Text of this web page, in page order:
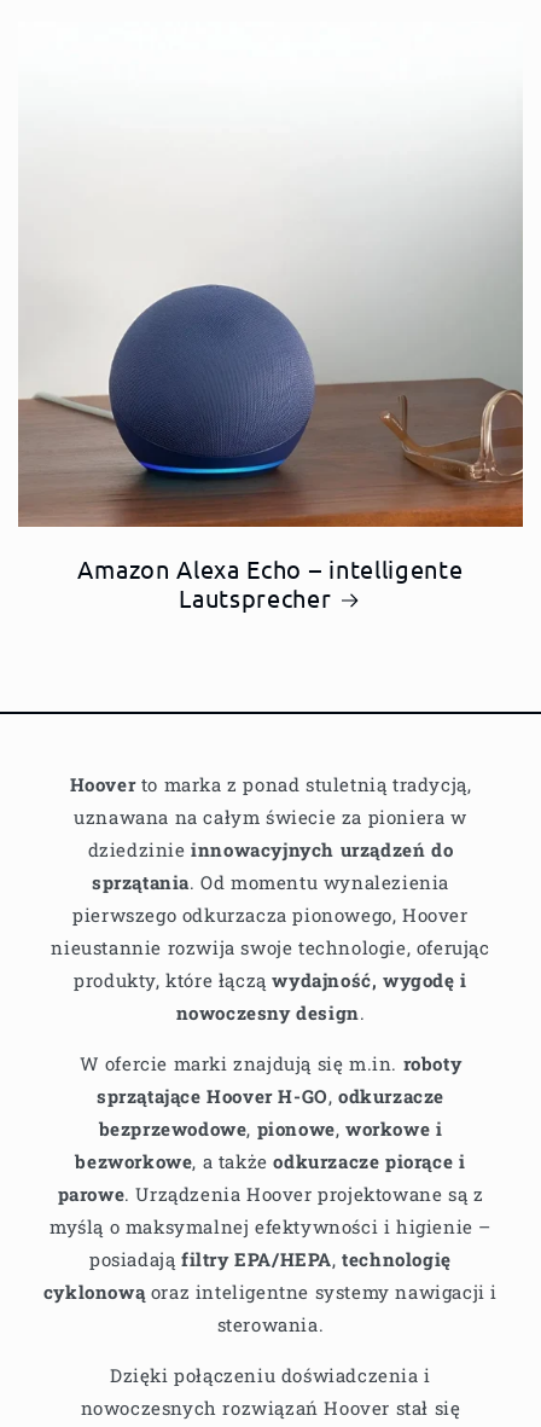
Amazon Alexa Echo – intelligente
Lautsprecher
Hooverto marka z ponad stuletnią tradycją,
uznawana na całym świecie za pioniera w
dziedzinieinnowacyjnych urządzeń do
sprzątania. Od momentu wynalezienia
pierwszego odkurzacza pionowego, Hoover
nieustannie rozwija swoje technologie, oferując
produkty, które łącząwydajność, wygodę i
nowoczesny design.
W ofercie marki znajdują się m.in. roboty
sprzątające Hoover H-GO, odkurzacze
bezprzewodowe, pionowe, workowe i
bezworkowe, a takżeodkurzacze piorące i
parowe. Urządzenia Hoover projektowane są z
myślą o maksymalnej efektywności i higienie –
posiadająfiltry EPA/HEPA,technologię
cyklonowąoraz inteligentne systemy nawigacji i
sterowania.
Dzięki połączeniu doświadczenia i
nowoczesnych rozwiązań Hoover stał się